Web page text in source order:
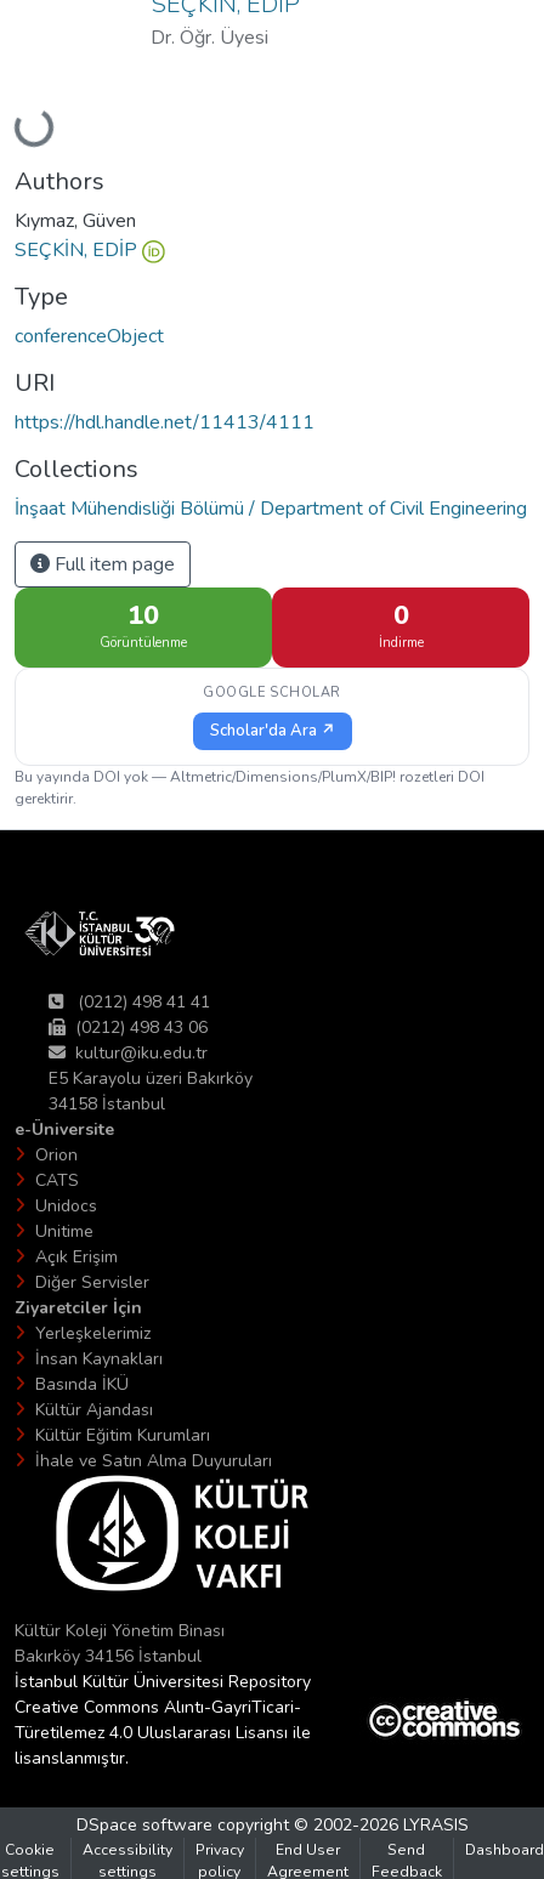
Loading...
Dr. Öğr. Üyesi
Authors
Kıymaz, Güven
SEÇKİN, EDİP
Type
conferenceObject
URI
https://hdl.handle.net/11413/4111
Collections
İnşaat Mühendisliği Bölümü / Department of Civil Engineering
Full item page
10
Görüntülenme
0
İndirme
GOOGLE SCHOLAR
Scholar'da Ara ↗
Bu yayında DOI yok — Altmetric/Dimensions/PlumX/BIP! rozetleri DOI
gerektirir.
(0212) 498 41 41
(0212) 498 43 06
kultur@iku.edu.tr
E5 Karayolu üzeri Bakırköy
34158 İstanbul
e-Üniversite
Orion
CATS
Unidocs
Unitime
Açık Erişim
Diğer Servisler
Ziyaretciler İçin
Yerleşkelerimiz
İnsan Kaynakları
Basında İKÜ
Kültür Ajandası
Kültür Eğitim Kurumları
İhale ve Satın Alma Duyuruları
Kültür Koleji Yönetim Binası
Bakırköy 34156 İstanbul
İstanbul Kültür Üniversitesi Repository
Creative Commons Alıntı-GayriTicari-
Türetilemez 4.0 Uluslararası Lisansı ile
lisanslanmıştır.
DSpace software copyright © 2002-2026 LYRASIS
Cookie
settings
Accessibility
settings
Privacy
policy
End User
Agreement
Send
Feedback
Dashboard